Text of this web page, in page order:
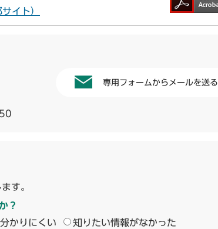
イト）
専用フォームからメールを送る
す。
？
分かりにくい 知りたい情報がなかった